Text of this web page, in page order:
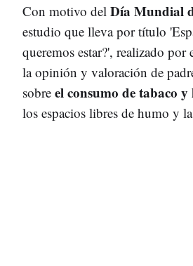
Con motivo del Día Mundial
estudio que lleva por título
queremos estar?', realizado por
la opinión y valoración de
sobre el consumo de tabaco
los espacios libres de humo y